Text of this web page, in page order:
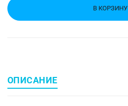
В КОРЗИНУ
ОПИСАНИЕ